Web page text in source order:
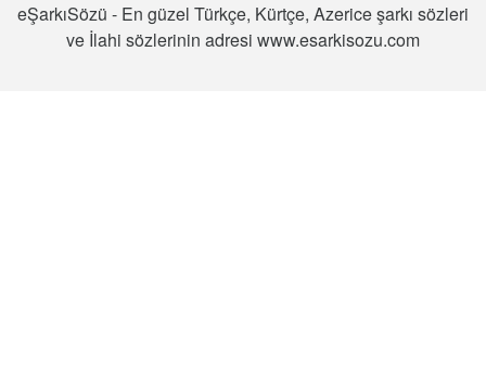
eŞarkıSözü - En güzel Türkçe, Kürtçe, Azerice şarkı sözleri
ve İlahi sözlerinin adresi www.esarkisozu.com